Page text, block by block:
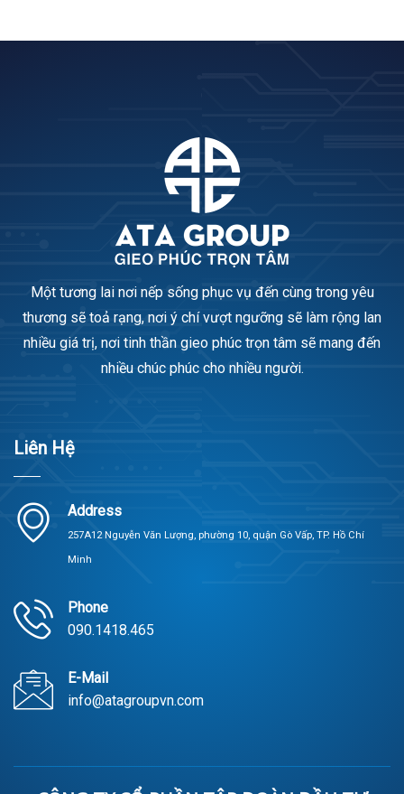
Một tương lai nơi nếp sống phục vụ đến cùng trong yêu
thương sẽ toả rạng, nơi ý chí vượt ngưỡng sẽ làm rộng lan
nhiều giá trị, nơi tinh thần gieo phúc trọn tâm sẽ mang đến
nhiều chúc phúc cho nhiều người.
Liên Hệ
Address
257A12 Nguyễn Văn Lượng, phường 10, quận Gò Vấp, TP. Hồ Chí
Minh
Phone
090.1418.465
E-Mail
info@atagroupvn.com